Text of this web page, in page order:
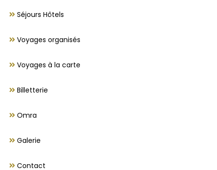
Séjours Hôtels
Voyages organisés
Voyages à la carte
Billetterie
Omra
Galerie
Contact